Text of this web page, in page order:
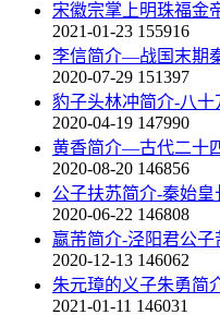
宋徽宗掌上明珠福金
2021-01-23 155916
李信简介—战国末期
2020-07-29 151397
豹子头林冲简介-八十
2020-04-19 147990
黄香简介—古代二十
2020-08-20 146856
公子扶苏简介-秦始皇
2020-06-22 146808
嬴芾简介-泾阳君公
2020-12-13 146062
朱元璋的义子朱勇简
2021-01-11 146031